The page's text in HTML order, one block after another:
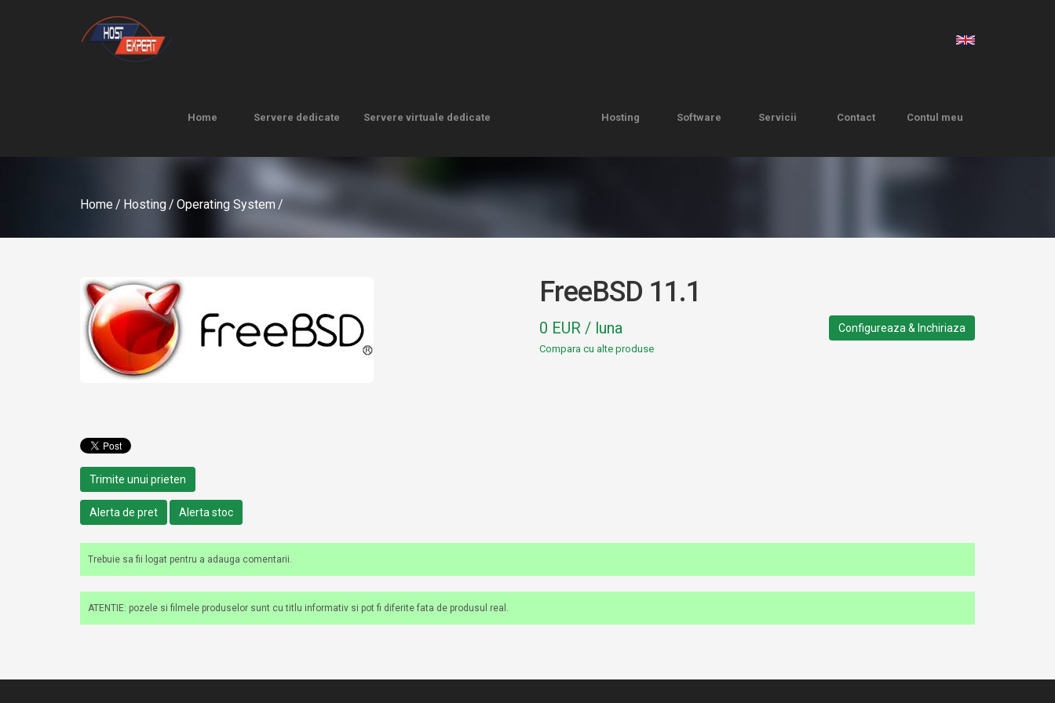
Home Servere dedicate Servere virtuale dedicate Hosting Software Servicii Contact Contul meu
Home / Hosting/ Operating System /
Trimite unui prieten
Alerta de pret Alerta stoc
FreeBSD 11.1
0 EUR / luna Configureaza & Inchiriaza
Compara cu alte produse
Trebuie sa fii logat pentru a adauga comentarii.
ATENTIE: pozele si filmele produselor sunt cu titlu informativ si pot fi diferite fata de produsul real.